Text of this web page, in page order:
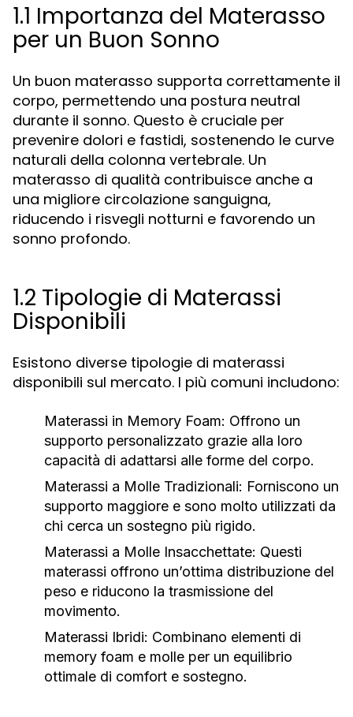
1.1 Importanza del Materasso
per un Buon Sonno
Un buon materasso supporta correttamente il
corpo, permettendo una postura neutral
durante il sonno. Questo è cruciale per
prevenire dolori e fastidi, sostenendo le curve
naturali della colonna vertebrale. Un
materasso di qualità contribuisce anche a
una migliore circolazione sanguigna,
riducendo i risvegli notturni e favorendo un
sonno profondo.
1.2 Tipologie di Materassi
Disponibili
Esistono diverse tipologie di materassi
disponibili sul mercato. I più comuni includono:
Materassi in Memory Foam: Offrono un
supporto personalizzato grazie alla loro
capacità di adattarsi alle forme del corpo.
Materassi a Molle Tradizionali: Forniscono un
supporto maggiore e sono molto utilizzati da
chi cerca un sostegno più rigido.
Materassi a Molle Insacchettate: Questi
materassi offrono un’ottima distribuzione del
peso e riducono la trasmissione del
movimento.
Materassi Ibridi: Combinano elementi di
memory foam e molle per un equilibrio
ottimale di comfort e sostegno.